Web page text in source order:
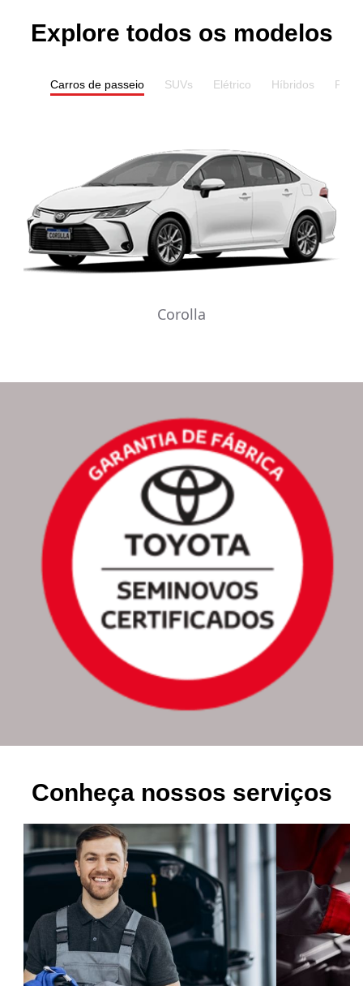
Explore todos os modelos
Carros de passeio SUVs Elétrico Híbridos Pick-
Corolla
Conheça nossos serviços